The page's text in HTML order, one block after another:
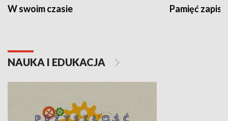
W swoim czasie Pamięć
NAUKA I EDUKACJA